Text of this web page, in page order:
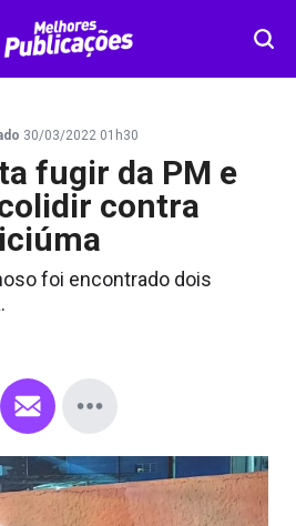
VÍDEOS
OPINIÃO
30/03/2022 01h30
fugir da PM e
contra
foi encontrado dois